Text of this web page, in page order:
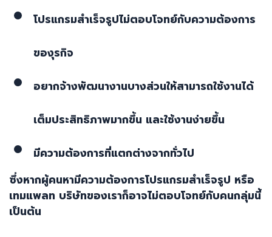
โปรแกรมสำเร็จรูปไม่ตอบโจทย์กับความต้องการ
ของุรกิจ
อยากจ้างพัฒนางานบางส่วนให้สามารถใช้งานได้
เต็มประสิทธิภาพมากขึ้น และใช้งานง่ายขึ้น
มีความต้องการที่แตกต่างจากทั่วไป
ซึ่งหากผู้คนหามีความต้องการโปรแกรมสำเร็จรูป หรือ
เทมแพลท บริษัทของเราก็อาจไม่ตอบโจทย์กับคนกลุ่มนี้
เป็นต้น